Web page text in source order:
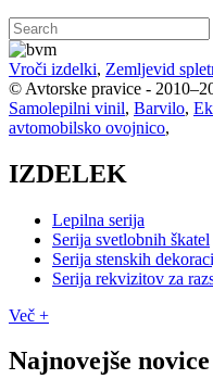
Vroči izdelki, Zemljevid
© Avtorske pravice -
Samolepilni vinil, Barvilo,
avtomobilsko ovojnico,
IZDELEK
Lepilna serija
Serija svetlobnih škatel
Serija stenskih
Serija rekvizitov za
Več +
Najnovejše novice